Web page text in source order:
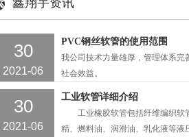
鑫翔宇资讯
30
2021-06
PVC钢丝软管的使用范围
我公司技术力量雄厚，管理体系
社会效益。
30
2021-06
工业软管详细介绍
工业橡胶软管包括纤维编织软管
精、燃料油、润滑油、乳化液等